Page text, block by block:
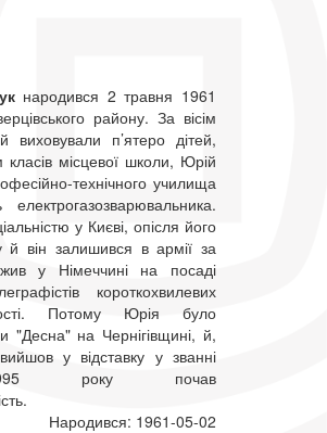
народився 2 травня 1961
району. За вісім
виховували п’ятеро дітей,
класів місцевої школи, Юрій
технічного училища
у Києві, опісля його
й він залишився в армії за
у Німеччині на посаді
короткохвилевих
Потому Юрія було
"Десна" на Чернігівщині, й,
у відставку у званні
року почав
Народився: 1961-05-02